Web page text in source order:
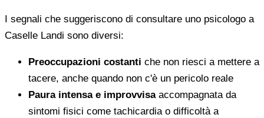
I segnali che suggeriscono di consultare uno psicologo a
Caselle Landi sono diversi:
Preoccupazioni costanti che non riesci a mettere a
tacere, anche quando non c'è un pericolo reale
Paura intensa e improvvisaaccompagnata da
sintomi fisici come tachicardia o difficoltà a